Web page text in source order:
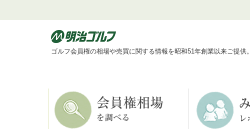
ゴルフ会員権の相場や売買に関する情報を昭和51年創業以来ご提供。